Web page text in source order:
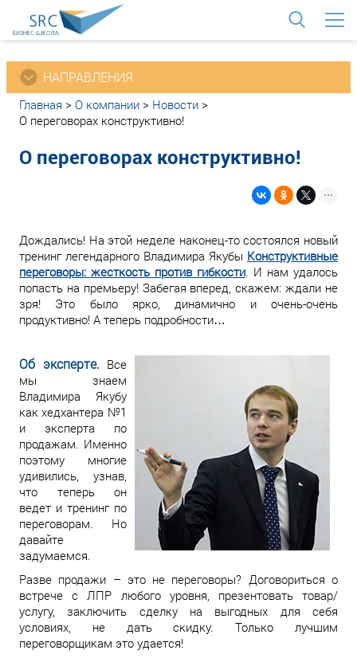
НАПРАВЛЕНИЯ
Главная > О компании > Новости >
О переговорах конструктивно!
О переговорах конструктивно!
Дождались! На этой неделе наконец-то состоялся новый
тренинг легендарного Владимира Якубы Конструктивные
переговоры: жесткость против гибкости. И нам удалось
попасть на премьеру! Забегая вперед, скажем: ждали не
зря! Это было ярко, динамично и очень-очень
продуктивно! А теперь подробности…
Об эксперте. Все
мы знаем
Владимира Якубу
как хедхантера №1
и эксперта по
продажам. Именно
поэтому многие
удивились, узнав,
что теперь он
ведет и тренинг по
переговорам. Но
давайте
задумаемся.
Разве продажи – это не переговоры? Договориться о
встрече с ЛПР любого уровня, презентовать товар/
услугу, заключить сделку на выгодных для себя
условиях, не дать скидку. Только лучшим
переговорщикам это удается!